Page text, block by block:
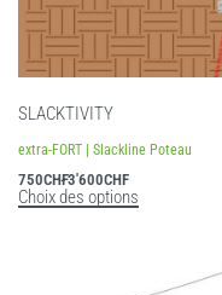
SLACKTIVITY
extra-FORT | Slackline Poteau
750CHF3'600CHF
Choix des options